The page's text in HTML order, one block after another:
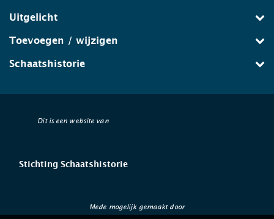
Uitgelicht
Toevoegen / wijzigen
Schaatshistorie
Dit is een website van
Stichting Schaatshistorie
Mede mogelijk gemaakt door